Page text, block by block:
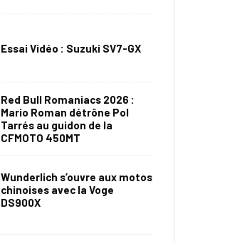
Essai Vidéo : Suzuki SV7-GX
Red Bull Romaniacs 2026 :
Mario Roman détrône Pol
Tarrés au guidon de la
CFMOTO 450MT
Wunderlich s’ouvre aux motos
chinoises avec la Voge
DS900X